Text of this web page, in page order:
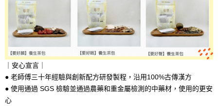
｜安心宣言｜
● 老師傅三十年經驗與創新配方研發製程，沿用100%古傳漢方
● 使用通過 SGS 檢驗並通過農藥和重金屬檢測的中藥材，使用的更安
心